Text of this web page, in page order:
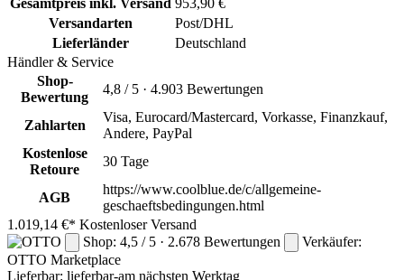
Versandarten
Post/DHL
Lieferländer
Deutschland
Händler & Service
Shop-
Bewertung
4,8 / 5 · 4.903 Bewertungen
Zahlarten
Visa, Eurocard/Mastercard, Vorkasse, Finanzkauf,
Andere, PayPal
Kostenlose
Retoure
30 Tage
AGB
https://www.coolblue.de/c/allgemeine-
geschaeftsbedingungen.html
1.019,14 €* Kostenloser Versand
Shop: 4,5 / 5 · 2.678 Bewertungen
Verkäufer:
OTTO Marketplace
Lieferbar: lieferbar-am nächsten Werktag